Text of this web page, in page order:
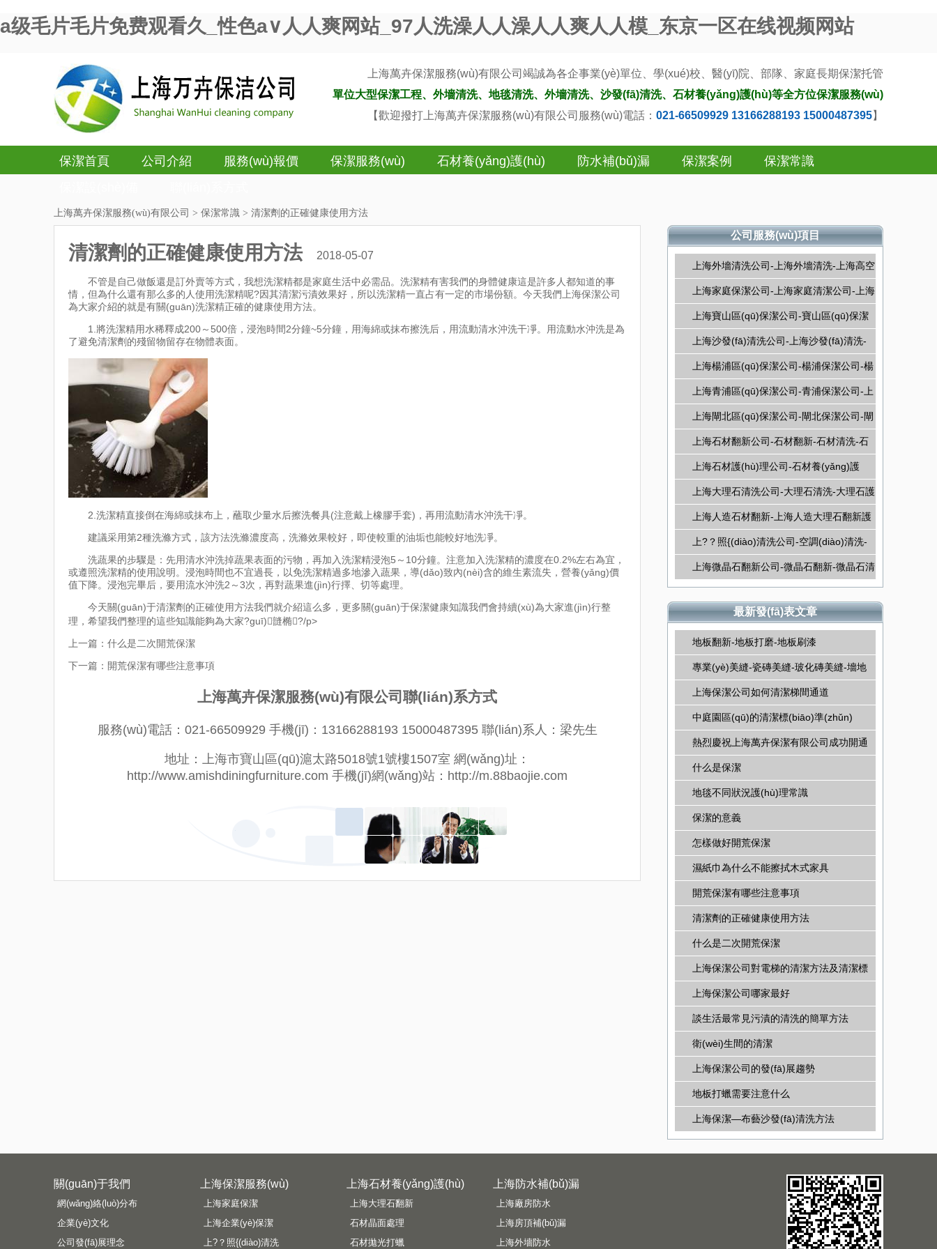
a级毛片毛片免费观看久_性色a∨人人爽网站_97人洗澡人人澡人人爽人人模_东京一区在线视频网站
上海萬卉保潔服務(wù)有限公司竭誠為各企事業(yè)單位、學(xué)校、醫(yī)院、部隊、家庭長期保潔托管
單位大型保潔工程、外墻清洗、地毯清洗、外墻清洗、沙發(fā)清洗、石材養(yǎng)護(hù)等全方位保潔服務(wù)
【歡迎撥打上海萬卉保潔服務(wù)有限公司服務(wù)電話： 021-66509929 13166288193 15000487395】
保潔首頁 公司介紹 服務(wù)報價 保潔服務(wù) 石材養(yǎng)護(hù) 防水補(bǔ)漏 保潔案例
保潔常識
上海萬卉保潔服務(wù)有限公司 > 保潔常識 > 清潔劑的正確健康使用方法
清潔劑的正確健康使用方法 2018-05-07
不管是自己做飯還是訂外賣等方式，我想洗潔精都是家庭生活中必需品。洗潔精有害我們的身體健康這是許多人都知道的事
情，但為什么還有那么多的人使用洗潔精呢?因其清潔污漬效果好，所以洗潔精一直占有一定的市場份額。今天我們上海保潔公司
為大家介紹的就是有關(guān)洗潔精正確的健康使用方法。
1.將洗潔精用水稀釋成200～500倍，浸泡時間2分鐘~5分鐘，用海綿或抹布擦洗后，用流動清水沖洗干凈。用流動水沖洗是為
了避免清潔劑的殘留物留存在物體表面。
2.洗潔精直接倒在海綿或抹布上，蘸取少量水后擦洗餐具(注意戴上橡膠手套)，再用流動清水沖洗干凈。
建議采用第2種洗滌方式，該方法洗滌濃度高，洗滌效果較好，即使較重的油垢也能較好地洗凈。
洗蔬果的步驟是：先用清水沖洗掉蔬果表面的污物，再加入洗潔精浸泡5～10分鐘。注意加入洗潔精的濃度在0.2%左右為宜，
或遵照洗潔精的使用說明。浸泡時間也不宜過長，以免洗潔精過多地滲入蔬果，導(dǎo)致內(nèi)含的維生素流失，營養(yǎng)價
值下降。浸泡完畢后，要用流水沖洗2～3次，再對蔬果進(jìn)行擇、切等處理。
今天關(guān)于清潔劑的正確使用方法我們就介紹這么多，更多關(guān)于保潔健康知識我們會持續(xù)為大家進(jìn)行整
理，希望我們整理的這些知識能夠為大家?guī)韼椭?/p>
上一篇： 什么是二次開荒保潔
下一篇： 開荒保潔有哪些注意事項
上海萬卉保潔服務(wù)有限公司聯(lián)系方式
服務(wù)電話：021-66509929 手機(jī)：13166288193 15000487395 聯(lián)系人：梁先生
地址：上海市寶山區(qū)滬太路5018號1號樓1507室 網(wǎng)址：
http://www.amishdiningfurniture.com 手機(jī)網(wǎng)站： http://m.88baojie.com
公司服務(wù)項目
上海外墻清洗公司-上海外墻清洗-上海高空
清洗
上海家庭保潔公司-上海家庭清潔公司-上海
家庭保潔-上海家庭清潔
上海寶山區(qū)保潔公司-寶山區(qū)保潔
公司-寶山保潔公司
上海沙發(fā)清洗公司-上海沙發(fā)清洗-
上海壁布清洗
上海楊浦區(qū)保潔公司-楊浦保潔公司-楊
浦區(qū)保潔公司
上海青浦區(qū)保潔公司-青浦保潔公司-上
海保潔公司
上海閘北區(qū)保潔公司-閘北保潔公司-閘
北區(qū)保潔公司
上海石材翻新公司-石材翻新-石材清洗-石
材護(hù)理
上海石材護(hù)理公司-石材養(yǎng)護
(hù)-石材翻新-石材護(hù)理
上海大理石清洗公司-大理石清洗-大理石護
(hù)理-大理石晶面護(hù)理
上海人造石材翻新-上海人造大理石翻新護
(hù)理
上?？照{(diào)清洗公司-空調(diào)清洗-
空調(diào)維修-空調(diào)保養(yǎng)-專
業(yè)空調(diào)清洗
上海微晶石翻新公司-微晶石翻新-微晶石清
洗-微晶石護(hù)理
最新發(fā)表文章
地板翻新-地板打磨-地板刷漆
專業(yè)美縫-瓷磚美縫-玻化磚美縫-墻地
磚美縫
上海保潔公司如何清潔梯間通道
中庭園區(qū)的清潔標(biāo)準(zhǔn)
熱烈慶祝上海萬卉保潔有限公司成功開通
網(wǎng)站
什么是保潔
地毯不同狀況護(hù)理常識
保潔的意義
怎樣做好開荒保潔
濕紙巾為什么不能擦拭木式家具
開荒保潔有哪些注意事項
清潔劑的正確健康使用方法
什么是二次開荒保潔
上海保潔公司對電梯的清潔方法及清潔標
(biāo)準(zhǔn)
上海保潔公司哪家最好
談生活最常見污漬的清洗的簡單方法
衛(wèi)生間的清潔
上海保潔公司的發(fā)展趨勢
地板打蠟需要注意什么
上海保潔—布藝沙發(fā)清洗方法
關(guān)于我們
網(wǎng)絡(luò)分布
企業(yè)文化
公司發(fā)展理念
上海保潔服務(wù)
上海家庭保潔
上海企業(yè)保潔
上?？照{(diào)清洗
上海石材養(yǎng)護(hù)
上海大理石翻新
石材晶面處理
石材拋光打蠟
上海防水補(bǔ)漏
上海廠房防水
上海房頂補(bǔ)漏
上海外墻防水